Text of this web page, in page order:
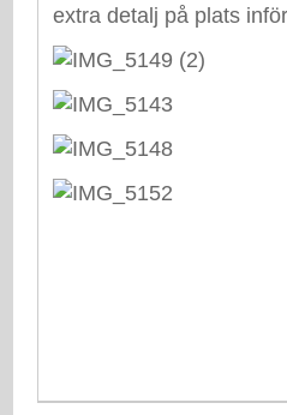
extra detalj på plats